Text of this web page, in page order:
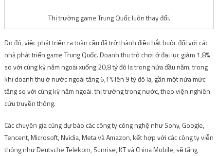
Thị trường game Trung Quốc luôn thay đổi.
Do đó, việc phát triển ra toàn cầu đã trở thành điều bắt buộc đối với các
nhà phát triển game Trung Quốc. Doanh thu trò chơi ở đại lục giảm 1,8%
so với cùng kỳ năm ngoái xuống 20,8 tỷ đô la trong nửa đầu năm, trong
khi doanh thu ở nước ngoài tăng 6,1% lên 9 tỷ đô la, gần một nửa mức
tăng so với cùng kỳ năm ngoái. thị trường trong nước, theo viện nghiên
cứu truyền thông.
Các chuyên gia cũng dự báo các công ty công nghệ như Sony, Google,
Tencent, Microsoft, Nvidia, Meta và Amazon, kết hợp với các công ty viễn
thông như Deutsche Telekom, Sunrise, KT và China Mobile, sẽ tăng